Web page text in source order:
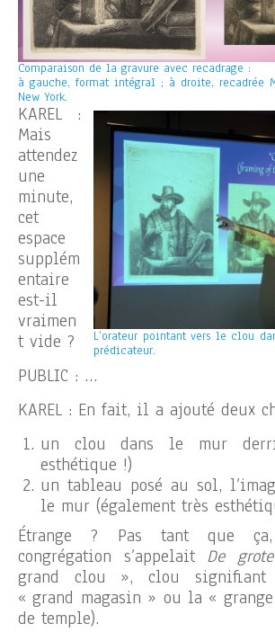
Comparaison de la gravure avec recadrage :
à gauche, format intégral ; à droite, recadrée
New York.
L’orateur pointant vers le clou
prédicateur.
KAREL :
Mais
attendez
une
minute,
cet
espace
supplém
entaire
est-il
vraimen
t vide ?
PUBLIC : …
KAREL : En fait, il a ajouté deux
un clou dans le mur
esthétique !)
un tableau posé au sol,
le mur (également très
Étrange ? Pas tant que
congrégation s’appelait De
grand clou », clou signifiant
« grand magasin » ou la «
de temple).